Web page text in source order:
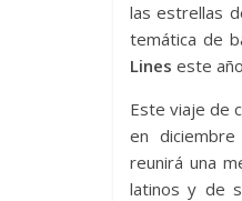
las estrellas
temática de
Lines este
Este viaje de
en
reunirá una
latinos y de